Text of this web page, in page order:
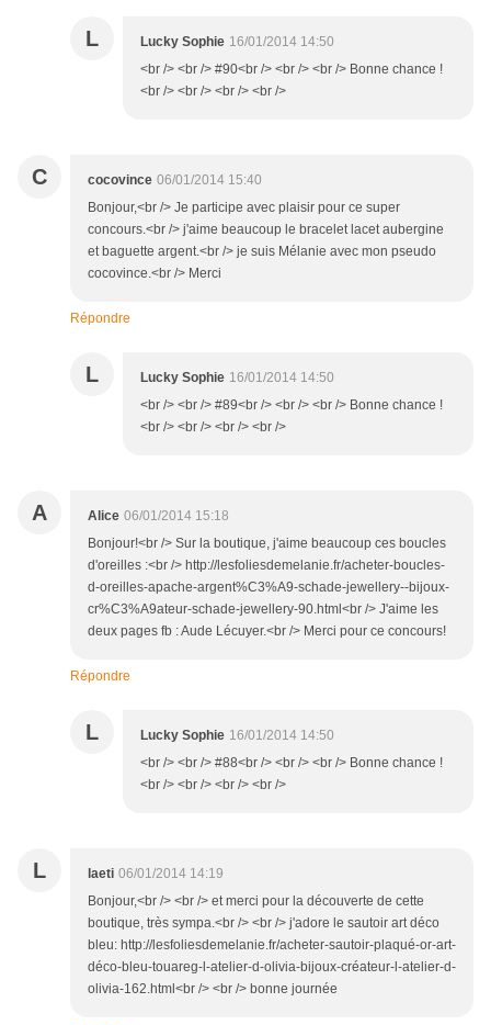
L Lucky Sophie 16/01/2014 14:50
<br /> <br /> #90<br /> <br /> <br /> Bonne chance !
<br /> <br /> <br /> <br />
C cocovince 06/01/2014 15:40
Bonjour,<br /> Je participe avec plaisir pour ce super
concours.<br /> j'aime beaucoup le bracelet lacet aubergine
et baguette argent.<br /> je suis Mélanie avec mon pseudo
cocovince.<br /> Merci
Répondre
L Lucky Sophie 16/01/2014 14:50
<br /> <br /> #89<br /> <br /> <br /> Bonne chance !
<br /> <br /> <br /> <br />
A Alice 06/01/2014 15:18
Bonjour!<br /> Sur la boutique, j'aime beaucoup ces boucles
d'oreilles :<br /> http://lesfoliesdemelanie.fr/acheter-boucles-
d-oreilles-apache-argent%C3%A9-schade-jewellery--bijoux-
cr%C3%A9ateur-schade-jewellery-90.html<br /> J'aime les
deux pages fb : Aude Lécuyer.<br /> Merci pour ce concours!
Répondre
L Lucky Sophie 16/01/2014 14:50
<br /> <br /> #88<br /> <br /> <br /> Bonne chance !
<br /> <br /> <br /> <br />
L laeti 06/01/2014 14:19
Bonjour,<br /> <br /> et merci pour la découverte de cette
boutique, très sympa.<br /> <br /> j'adore le sautoir art déco
bleu: http://lesfoliesdemelanie.fr/acheter-sautoir-plaqué-or-art-
déco-bleu-touareg-l-atelier-d-olivia-bijoux-créateur-l-atelier-d-
olivia-162.html<br /> <br /> bonne journée